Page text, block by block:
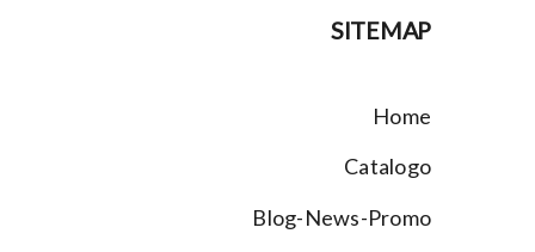
SITEMAP
Home
Catalogo
Blog-News-Promo